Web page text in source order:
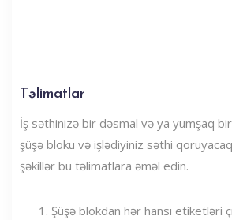
Təlimatlar
İş səthinizə bir dəsmal və ya yumşaq bir
şüşə bloku və işlədiyiniz səthi
şəkillər bu təlimatlara əməl edin.
Şüşə blokdan hər hansı etiketləri